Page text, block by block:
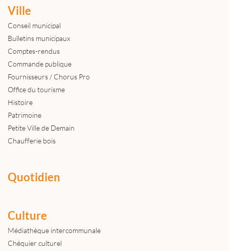
Ville
Conseil municipal
Bulletins municipaux
Comptes-rendus
Commande publique
Fournisseurs / Chorus Pro
Office du tourisme
Histoire
Patrimoine
Petite Ville de Demain
Chaufferie bois
Quotidien
Culture
Médiathèque intercommunale
Chéquier culturel